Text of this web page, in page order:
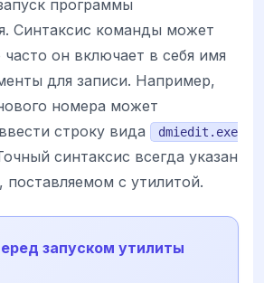
программы
Синтаксис команды может
часто он включает в себя имя
для записи. Например,
номера может
строку вида
dmiedit.exe
синтаксис всегда указан
поставляемом с утилитой.
запуском утилиты